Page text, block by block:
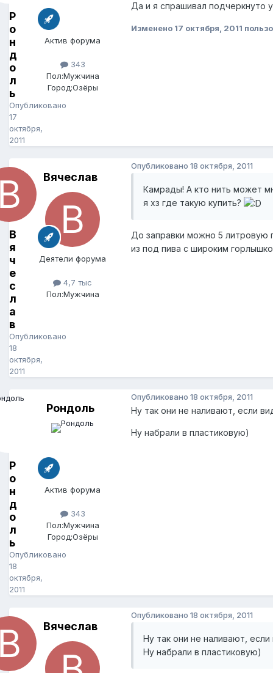
Р
о
н
д
о
л
ь
Опубликовано
17
октября,
2011
Актив форума
343
Пол:Мужчина
Город:Озёры
Да и я спрашивал подчеркнуто
Изменено 17 октября, 2011
В
я
ч
е
с
л
а
в
Опубликовано
18
октября,
2011
Вячеслав
Деятели форума
4,7 тыс
Пол:Мужчина
Опубликовано 18 октября, 2011
Камрады! А кто нить может
я хз где такую купить?
До заправки можно 5 литровую
из под пива с широким
Р
о
н
д
о
л
ь
Опубликовано
18
октября,
2011
Рондоль
Актив форума
343
Пол:Мужчина
Город:Озёры
Опубликовано 18 октября, 2011
Ну так они не наливают, если
Ну набрали в пластиковую)
Вячеслав
Опубликовано 18 октября, 2011
Ну так они не наливают,
Ну набрали в пластиковую)